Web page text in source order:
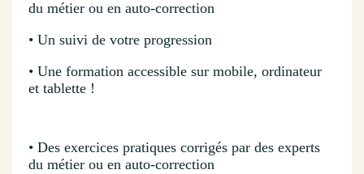
du métier ou en auto-correction
• Un suivi de votre progression
• Une formation accessible sur mobile, ordinateur
et tablette !
• Des exercices pratiques corrigés par des experts
du métier ou en auto-correction